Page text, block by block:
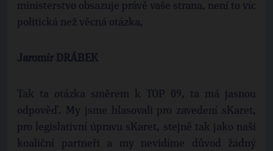
ministerstvo obsazuje právě vaše strana, není to víc
politická než věcná otázka,
Jaromír DRÁBEK
Tak ta otázka směrem k TOP 09, ta má jasnou
odpověď. My jsme hlasovali pro zavedení sKaret,
pro legislativní úpravu sKaret, stejně tak jako naši
koaliční partneři a my nevidíme důvod žádný